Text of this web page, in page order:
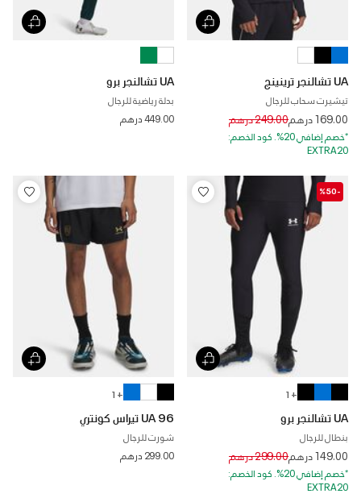
UA تشالنجر ترينينج
تيشيرت سحاب للرجال
169.00 درهم Price reduced from
249.00 درهم to
*خصم إضافي 20%. كود الخصم:
EXTRA20
UA تشالنجر برو
بدلة رياضية للرجال
449.00 درهم
-%50
+ 1
UA تشالنجر برو
بنطال للرجال
149.00 درهم Price reduced from
299.00 درهم to
*خصم إضافي 20%. كود الخصم:
EXTRA20
+ 1
UA 96 تيراس كونتري
شورت للرجال
299.00 درهم